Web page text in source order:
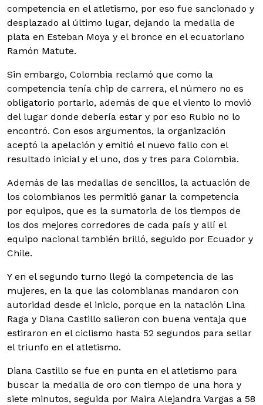
competencia en el atletismo, por eso fue sancionado y
desplazado al último lugar, dejando la medalla de
plata en Esteban Moya y el bronce en el ecuatoriano
Ramón Matute.
Sin embargo, Colombia reclamó que como la
competencia tenía chip de carrera, el número no es
obligatorio portarlo, además de que el viento lo movió
del lugar donde debería estar y por eso Rubio no lo
encontró. Con esos argumentos, la organización
aceptó la apelación y emitió el nuevo fallo con el
resultado inicial y el uno, dos y tres para Colombia.
Además de las medallas de sencillos, la actuación de
los colombianos les permitió ganar la competencia
por equipos, que es la sumatoria de los tiempos de
los dos mejores corredores de cada país y allí el
equipo nacional también brilló, seguido por Ecuador y
Chile.
Y en el segundo turno llegó la competencia de las
mujeres, en la que las colombianas mandaron con
autoridad desde el inicio, porque en la natación Lina
Raga y Diana Castillo salieron con buena ventaja que
estiraron en el ciclismo hasta 52 segundos para sellar
el triunfo en el atletismo.
Diana Castillo se fue en punta en el atletismo para
buscar la medalla de oro con tiempo de una hora y
siete minutos, seguida por Maira Alejandra Vargas a 58